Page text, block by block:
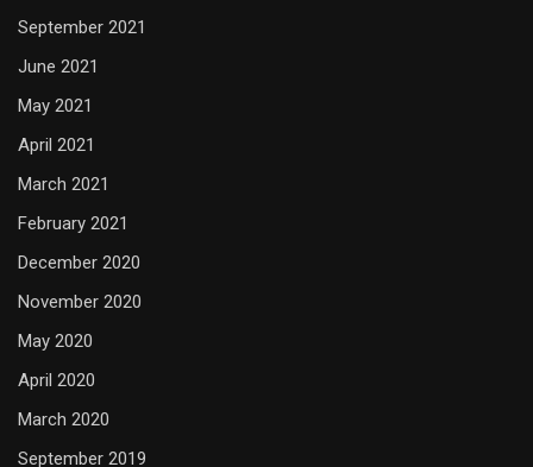
September 2021
June 2021
May 2021
April 2021
March 2021
February 2021
December 2020
November 2020
May 2020
April 2020
March 2020
September 2019